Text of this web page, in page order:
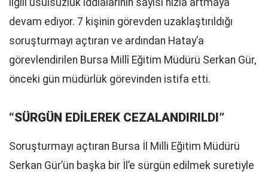
ilgili usulsüzlük iddialarının sayısı hızla artmaya
devam ediyor. 7 kişinin görevden uzaklaştırıldığı
soruşturmayı açtıran ve ardından Hatay’a
görevlendirilen Bursa Millî Eğitim Müdürü Serkan Gür,
önceki gün müdürlük görevinden istifa etti.
“SÜRGÜN EDİLEREK CEZALANDIRILDI”
Soruşturmayı açtıran Bursa İl Milli Eğitim Müdürü
Serkan Gür’ün başka bir İl’e sürgün edilmek suretiyle